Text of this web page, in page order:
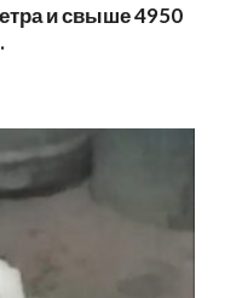
и свыше 4950